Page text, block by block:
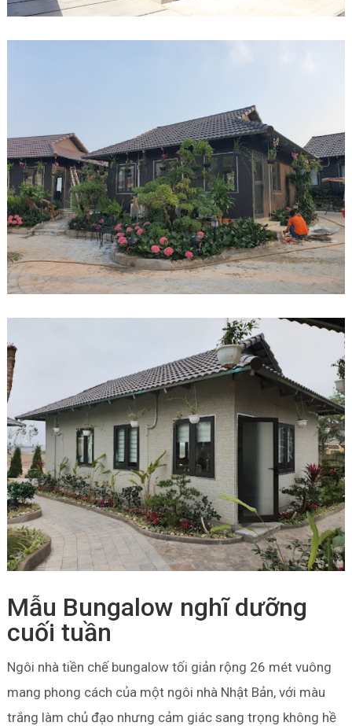
Mẫu Bungalow nghĩ dưỡng
cuối tuần
Ngôi nhà tiền chế bungalow tối giản rộng 26 mét vuông
mang phong cách của một ngôi nhà Nhật Bản, với màu
trắng làm chủ đạo nhưng cảm giác sang trọng không hề